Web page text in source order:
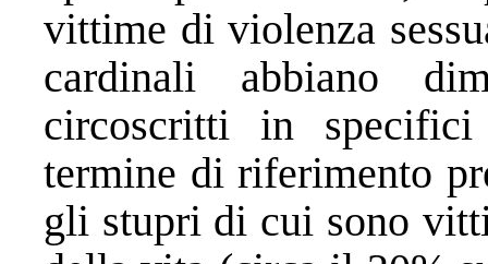
vittime di violenza
cardinali abbiano
circoscritti in
termine di riferimento
gli stupri di cui sono